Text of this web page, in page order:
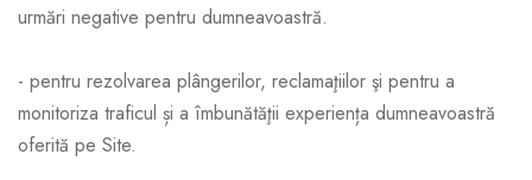
urmări negative pentru dumneavoastră.
- pentru rezolvarea plângerilor, reclamaţiilor şi pentru a
monitoriza traficul și a îmbunătăţii experiența dumneavoastră
oferită pe Site.